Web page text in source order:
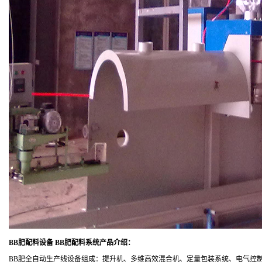
BB肥配料设备 BB肥配料系统产品介绍：
BB肥全自动生产线设备组成：提升机、多维高效混合机、定量包装系统、电气控